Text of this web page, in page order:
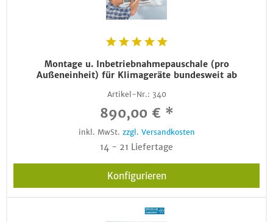
Montage u. Inbetriebnahmepauschale (pro
Außeneinheit) für Klimageräte bundesweit ab
Artikel-Nr.: 340
890,00 € *
inkl. MwSt. zzgl. Versandkosten
14 - 21 Liefertage
Konfigurieren